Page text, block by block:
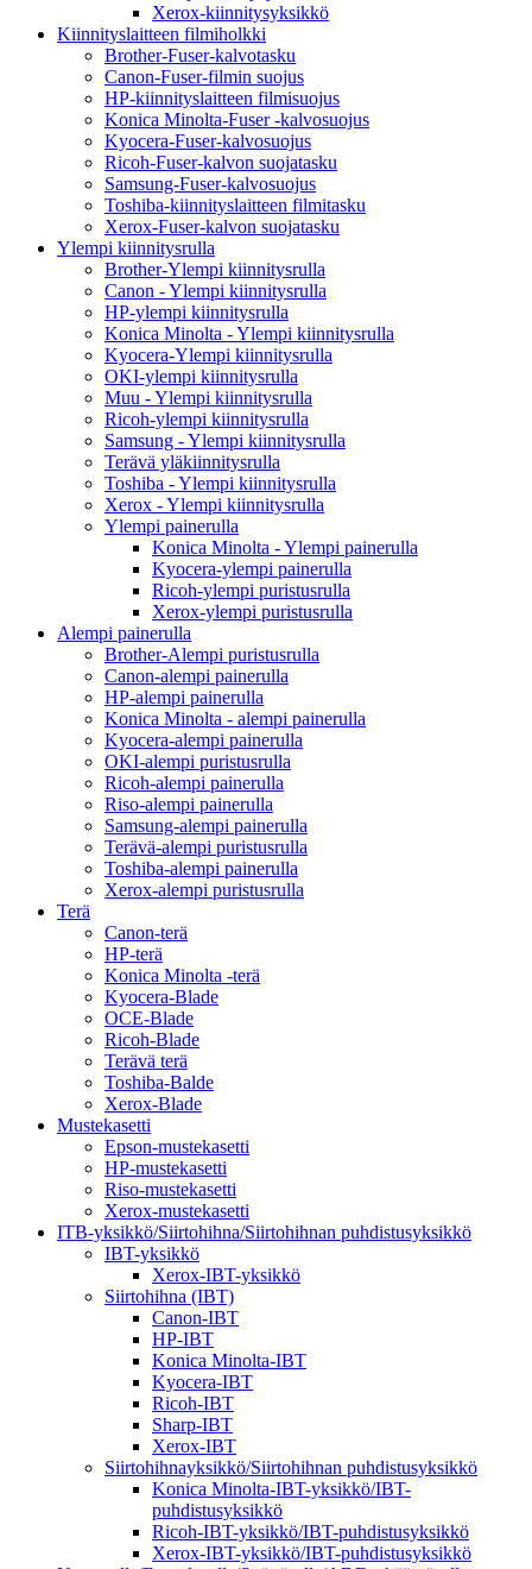
Xerox-kiinnitysyksikkö
Kiinnityslaitteen filmiholkki
Brother-Fuser-kalvotasku
Canon-Fuser-filmin suojus
HP-kiinnityslaitteen filmisuojus
Konica Minolta-Fuser -kalvosuojus
Kyocera-Fuser-kalvosuojus
Ricoh-Fuser-kalvon suojatasku
Samsung-Fuser-kalvosuojus
Toshiba-kiinnityslaitteen filmitasku
Xerox-Fuser-kalvon suojatasku
Ylempi kiinnitysrulla
Brother-Ylempi kiinnitysrulla
Canon - Ylempi kiinnitysrulla
HP-ylempi kiinnitysrulla
Konica Minolta - Ylempi kiinnitysrulla
Kyocera-Ylempi kiinnitysrulla
OKI-ylempi kiinnitysrulla
Muu - Ylempi kiinnitysrulla
Ricoh-ylempi kiinnitysrulla
Samsung - Ylempi kiinnitysrulla
Terävä yläkiinnitysrulla
Toshiba - Ylempi kiinnitysrulla
Xerox - Ylempi kiinnitysrulla
Ylempi painerulla
Konica Minolta - Ylempi painerulla
Kyocera-ylempi painerulla
Ricoh-ylempi puristusrulla
Xerox-ylempi puristusrulla
Alempi painerulla
Brother-Alempi puristusrulla
Canon-alempi painerulla
HP-alempi painerulla
Konica Minolta - alempi painerulla
Kyocera-alempi painerulla
OKI-alempi puristusrulla
Ricoh-alempi painerulla
Riso-alempi painerulla
Samsung-alempi painerulla
Terävä-alempi puristusrulla
Toshiba-alempi painerulla
Xerox-alempi puristusrulla
Terä
Canon-terä
HP-terä
Konica Minolta -terä
Kyocera-Blade
OCE-Blade
Ricoh-Blade
Terävä terä
Toshiba-Balde
Xerox-Blade
Mustekasetti
Epson-mustekasetti
HP-mustekasetti
Riso-mustekasetti
Xerox-mustekasetti
ITB-yksikkö/Siirtohihna/Siirtohihnan puhdistusyksikkö
IBT-yksikkö
Xerox-IBT-yksikkö
Siirtohihna (IBT)
Canon-IBT
HP-IBT
Konica Minolta-IBT
Kyocera-IBT
Ricoh-IBT
Sharp-IBT
Xerox-IBT
Siirtohihnayksikkö/Siirtohihnan puhdistusyksikkö
Konica Minolta-IBT-yksikkö/IBT-
puhdistusyksikkö
Ricoh-IBT-yksikkö/IBT-puhdistusyksikkö
Xerox-IBT-yksikkö/IBT-puhdistusyksikkö